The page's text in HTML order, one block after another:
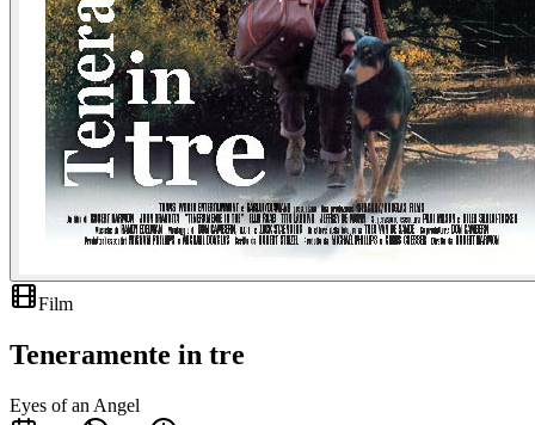
Film
Teneramente in tre
Eyes of an Angel